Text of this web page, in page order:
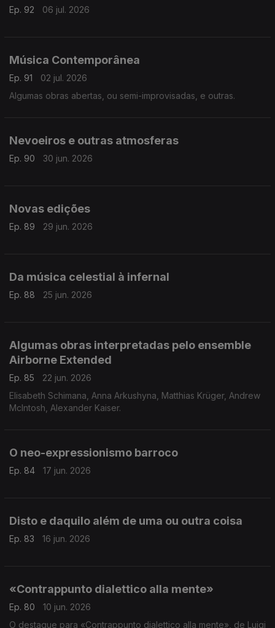
Ep. 92 06 jul. 2026
Música Contemporânea
Ep. 91
02 jul. 2026
Algumas obras abertas, ou semi-improvisadas, e outras.
Nevoeiros e outras atmosferas
Ep. 90 30 jun. 2026
Novas edições
Ep. 89 29 jun. 2026
Da música celestial à infernal
Ep. 88 25 jun. 2026
Algumas obras interpretadas pelo ensemble
Airborne Extended
Ep. 85
22 jun. 2026
Elisabeth Schimana, Anna Arkushyna, Matthias Krüger, Andrew
McIntosh, Alexander Kaiser.
O neo-expressionismo barroco
Ep. 84 17 jun. 2026
Disto e daquilo além de uma ou outra coisa
Ep. 83 16 jun. 2026
«Contrappunto dialettico alla mente»
Ep. 80
10 jun. 2026
O destaque para «Contrappunto dialettico alla mente», de Luigi